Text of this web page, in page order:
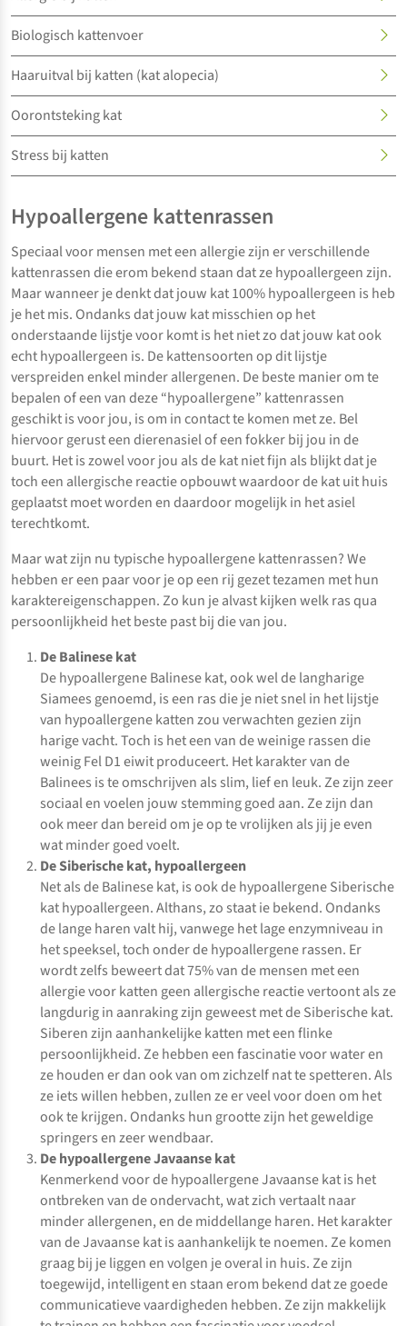
Biologisch kattenvoer
Haaruitval bij katten (kat alopecia)
Oorontsteking kat
Stress bij katten
Hypoallergene kattenrassen
Speciaal voor mensen met een allergie zijn er verschillende
kattenrassen die erom bekend staan dat ze hypoallergeen zijn.
Maar wanneer je denkt dat jouw kat 100% hypoallergeen is heb
je het mis. Ondanks dat jouw kat misschien op het
onderstaande lijstje voor komt is het niet zo dat jouw kat ook
echt hypoallergeen is. De kattensoorten op dit lijstje
verspreiden enkel minder allergenen. De beste manier om te
bepalen of een van deze “hypoallergene” kattenrassen
geschikt is voor jou, is om in contact te komen met ze. Bel
hiervoor gerust een dierenasiel of een fokker bij jou in de
buurt. Het is zowel voor jou als de kat niet fijn als blijkt dat je
toch een allergische reactie opbouwt waardoor de kat uit huis
geplaatst moet worden en daardoor mogelijk in het asiel
terechtkomt.
Maar wat zijn nu typische hypoallergene kattenrassen? We
hebben er een paar voor je op een rij gezet tezamen met hun
karaktereigenschappen. Zo kun je alvast kijken welk ras qua
persoonlijkheid het beste past bij die van jou.
De Balinese kat
De hypoallergene Balinese kat, ook wel de langharige
Siamees genoemd, is een ras die je niet snel in het lijstje
van hypoallergene katten zou verwachten gezien zijn
harige vacht. Toch is het een van de weinige rassen die
weinig Fel D1 eiwit produceert. Het karakter van de
Balinees is te omschrijven als slim, lief en leuk. Ze zijn zeer
sociaal en voelen jouw stemming goed aan. Ze zijn dan
ook meer dan bereid om je op te vrolijken als jij je even
wat minder goed voelt.
De Siberische kat, hypoallergeen
Net als de Balinese kat, is ook de hypoallergene Siberische
kat hypoallergeen. Althans, zo staat ie bekend. Ondanks
de lange haren valt hij, vanwege het lage enzymniveau in
het speeksel, toch onder de hypoallergene rassen. Er
wordt zelfs beweert dat 75% van de mensen met een
allergie voor katten geen allergische reactie vertoont als ze
langdurig in aanraking zijn geweest met de Siberische kat.
Siberen zijn aanhankelijke katten met een flinke
persoonlijkheid. Ze hebben een fascinatie voor water en
ze houden er dan ook van om zichzelf nat te spetteren. Als
ze iets willen hebben, zullen ze er veel voor doen om het
ook te krijgen. Ondanks hun grootte zijn het geweldige
springers en zeer wendbaar.
De hypoallergene Javaanse kat
Kenmerkend voor de hypoallergene Javaanse kat is het
ontbreken van de ondervacht, wat zich vertaalt naar
minder allergenen, en de middellange haren. Het karakter
van de Javaanse kat is aanhankelijk te noemen. Ze komen
graag bij je liggen en volgen je overal in huis. Ze zijn
toegewijd, intelligent en staan erom bekend dat ze goede
communicatieve vaardigheden hebben. Ze zijn makkelijk